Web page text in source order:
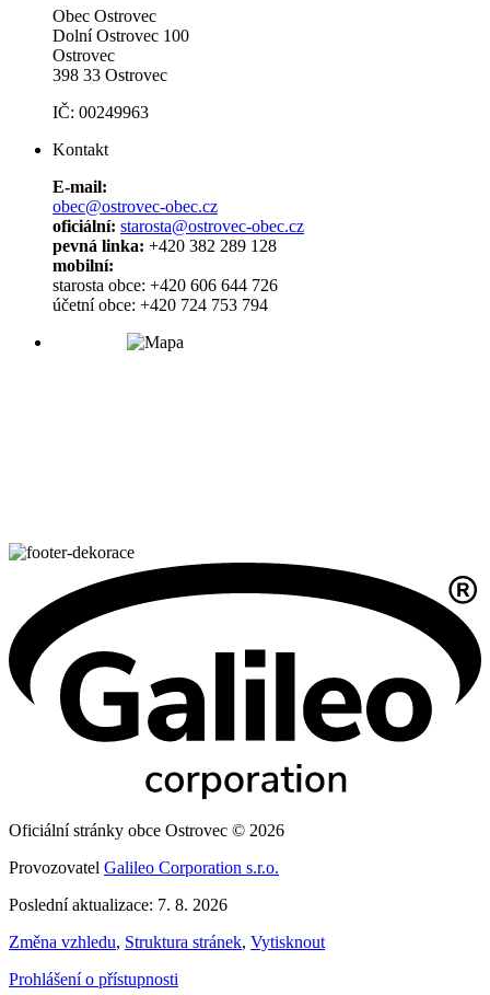
Obec Ostrovec
Dolní Ostrovec 100
Ostrovec
398 33 Ostrovec
IČ: 00249963
Kontakt
E-mail:
obec@ostrovec-obec.cz
oficiální: starosta@ostrovec-obec.cz
pevná linka: +420 382 289 128
mobilní:
starosta obce: +420 606 644 726
účetní obce: +420 724 753 794
Oficiální stránky obce Ostrovec © 2026
Provozovatel Galileo Corporation s.r.o.
Poslední aktualizace: 7. 8. 2026
Změna vzhledu, Struktura stránek, Vytisknout
Prohlášení o přístupnosti